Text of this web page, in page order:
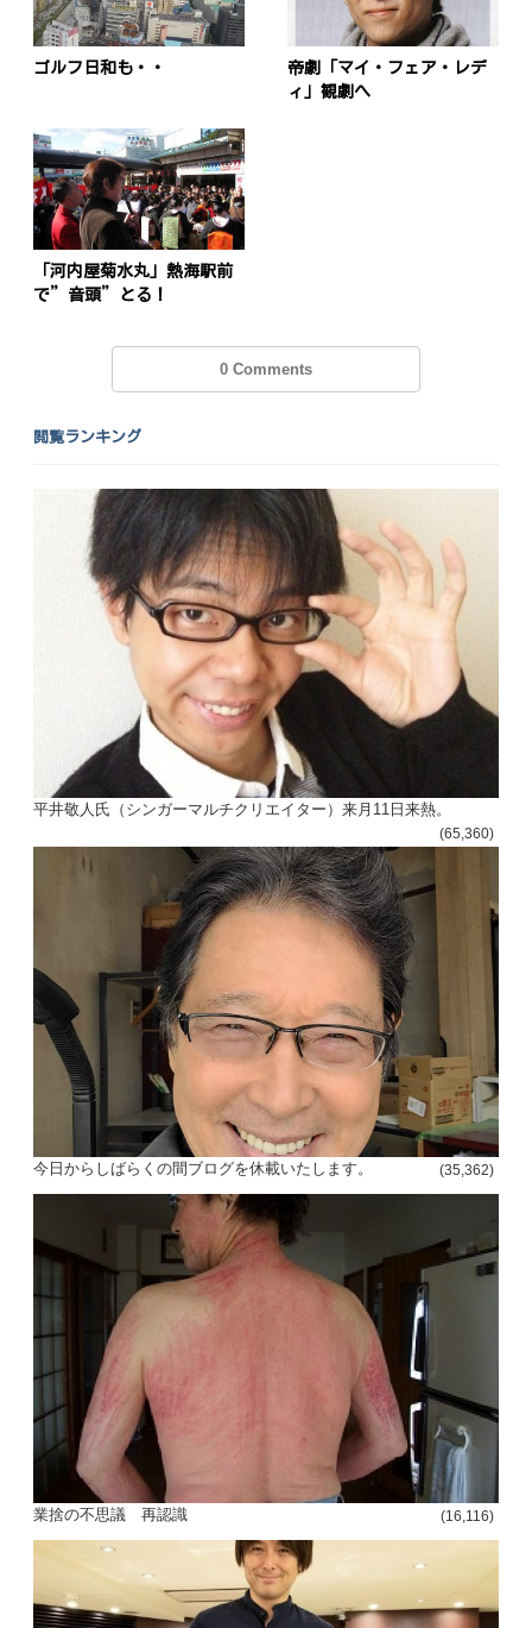
ゴルフ日和も・・
帝劇「マイ・フェア・レデ
ィ」観劇へ
「河内屋菊水丸」熱海駅前
で”音頭”とる！
0 Comments
閲覧ランキング
平井敬人氏（シンガーマルチクリエイター）来月11日来熱。
(65,360)
今日からしばらくの間ブログを休載いたします。 (35,362)
業捨の不思議 再認識 (16,116)